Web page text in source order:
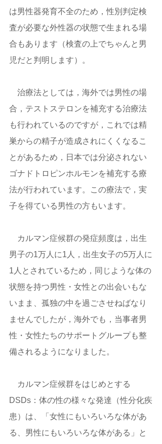
は男性器発育不全のため，性別判定検
査が必要な外性器の状態で生まれる場
合もあります（検査の上でちゃんと男
児だと判明します）。
治療法としては，海外では男性の場
合，テストステロンを補充する治療法
も行われているのですが，これでは精
巣からの精子が造成されにくくなるこ
とがあるため，日本では分泌されない
ゴナドトロピンホルモンを補充する療
法が行われています。この療法で，実
子を得ている男性の方もいます。
カルマン症候群の発症頻度は，出生
男子の1万人に1人，出生女子の5万人に
1人とされているため，同じような体の
状態を持つ男性・女性との出会いもな
いまま、孤独の中を過ごさせねばなり
ませんでしたが，海外でも，当事者男
性・女性たちのサポートグループも整
備されるようになりました。
カルマン症候群をはじめとする
DSDs：体の性の様々な発達（性分化疾
患）は、「女性にもいろいろな体があ
る、男性にもいろいろな体がある」と